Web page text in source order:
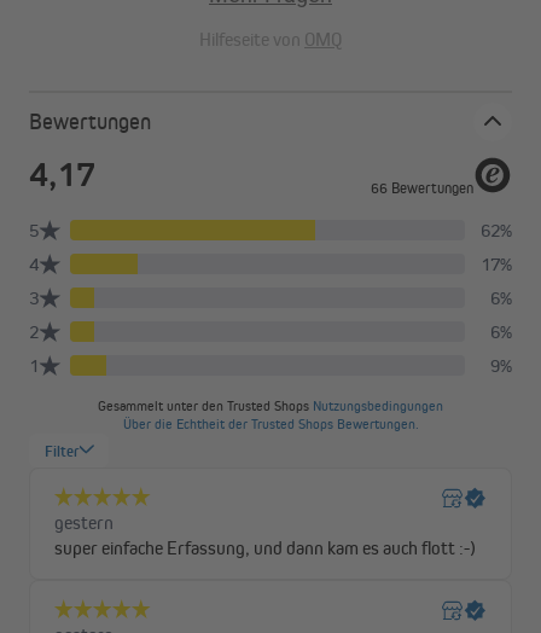
Hergestellt in der EU
Hilfeseite von OMQ
Bewertungen